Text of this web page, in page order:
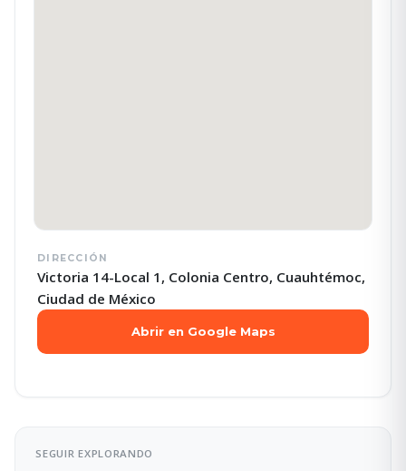
DIRECCIÓN
Victoria 14-Local 1, Colonia Centro, Cuauhtémoc,
Ciudad de México
Abrir en Google Maps
SEGUIR EXPLORANDO